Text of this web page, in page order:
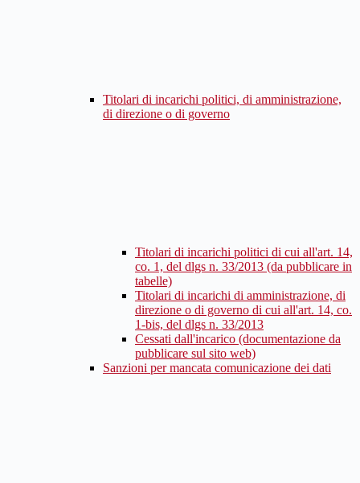
Titolari di incarichi politici, di amministrazione,
di direzione o di governo
Titolari di incarichi politici di cui all'art. 14,
co. 1, del dlgs n. 33/2013 (da pubblicare in
tabelle)
Titolari di incarichi di amministrazione, di
direzione o di governo di cui all'art. 14, co.
1-bis, del dlgs n. 33/2013
Cessati dall'incarico (documentazione da
pubblicare sul sito web)
Sanzioni per mancata comunicazione dei dati